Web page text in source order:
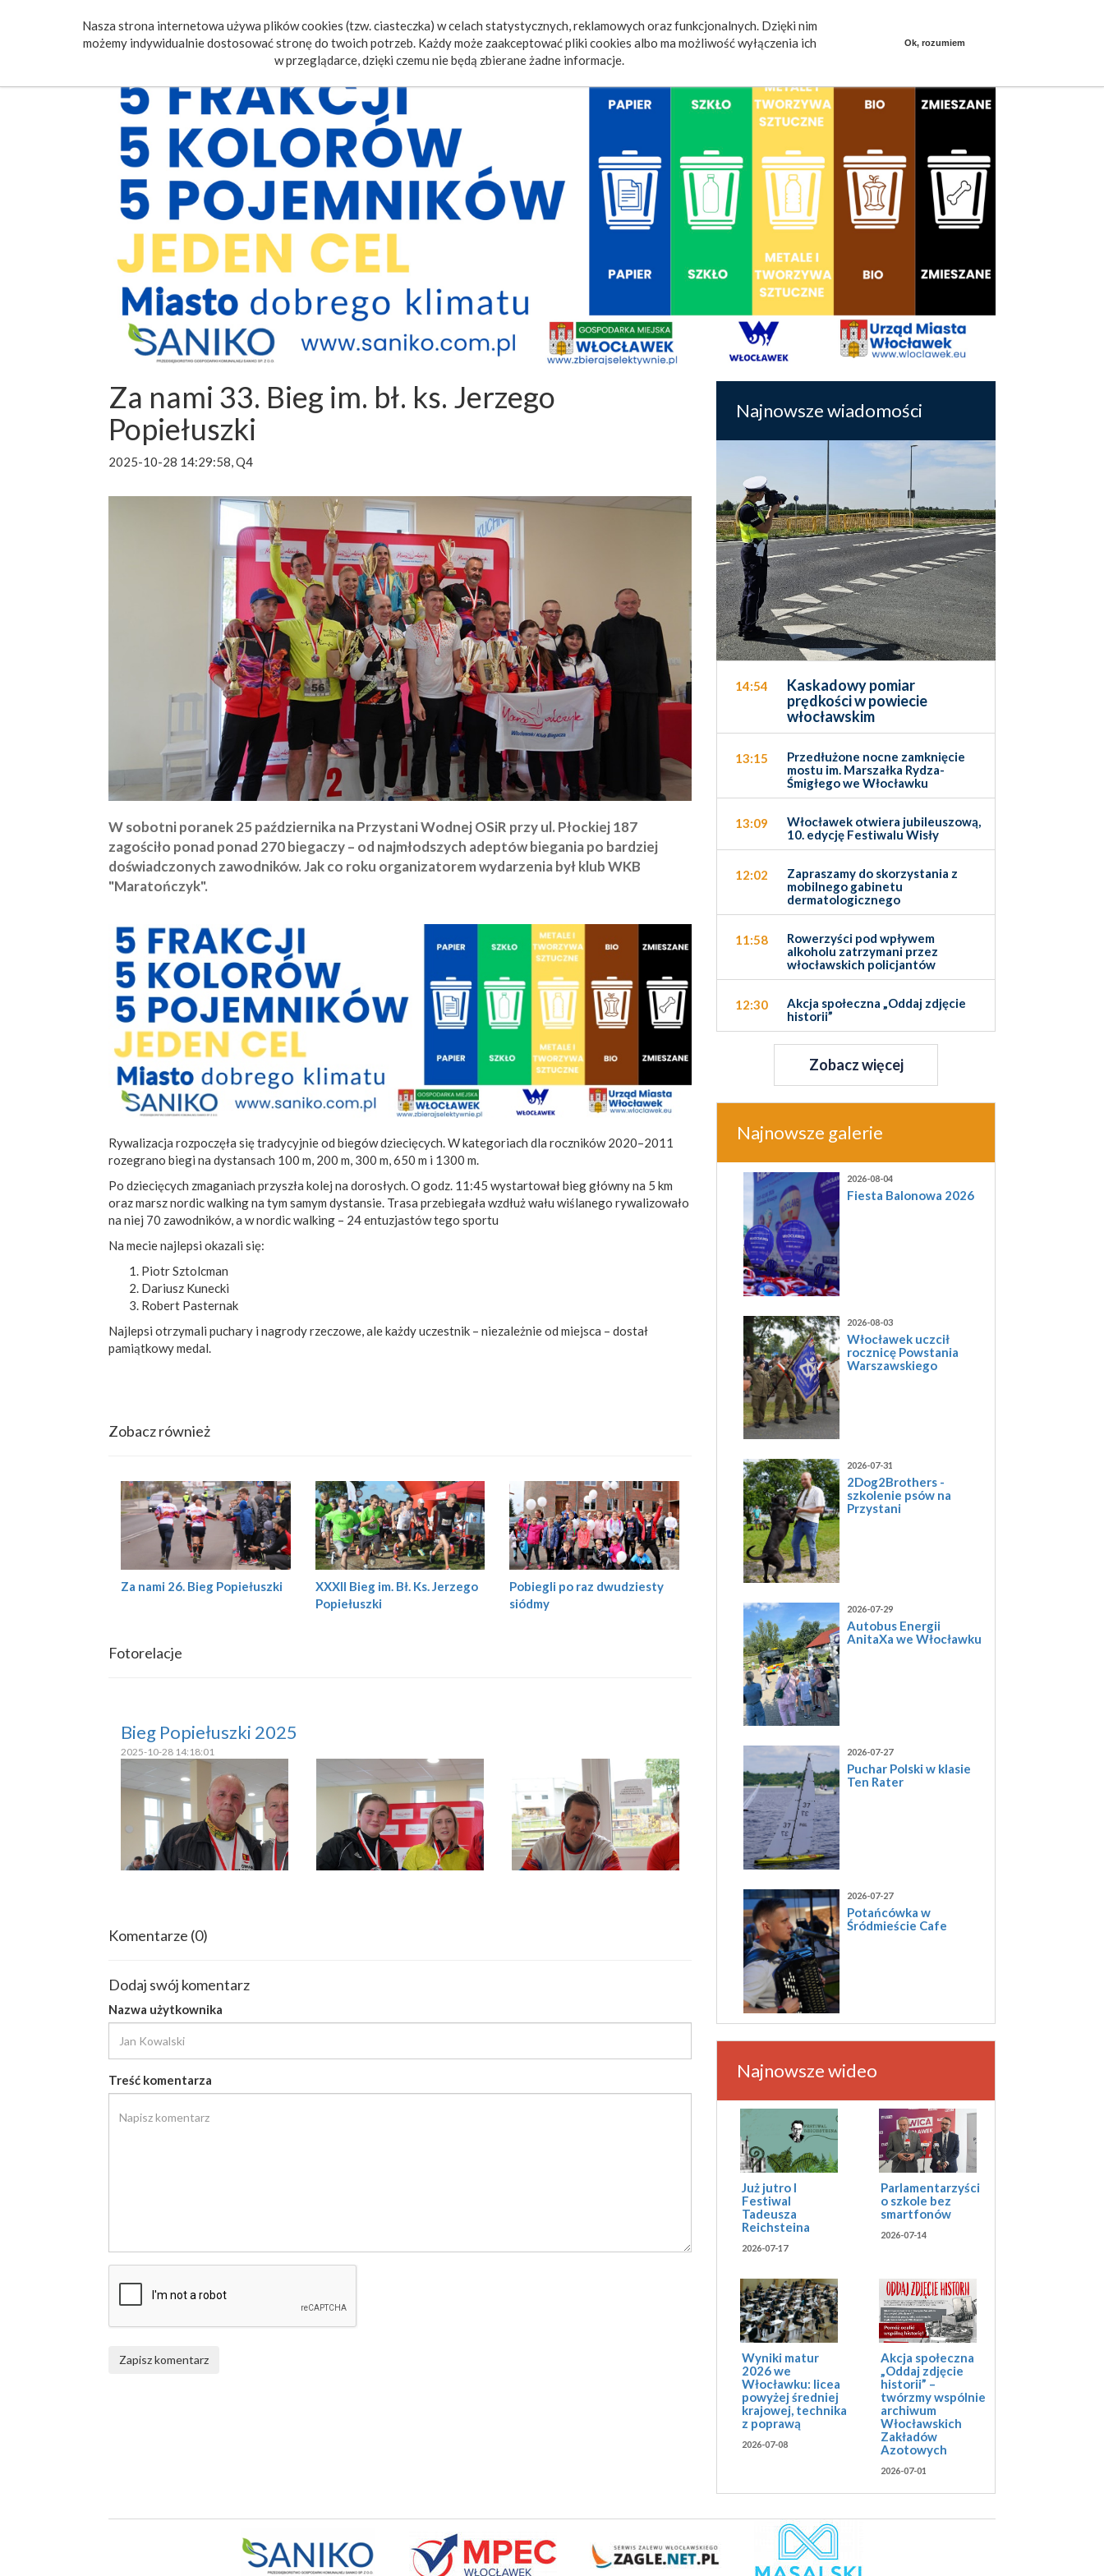
Nasza strona internetowa używa plików cookies (tzw. ciasteczka) w celach statystycznych, reklamowych oraz funkcjonalnych. Dzięki nim
możemy indywidualnie dostosować stronę do twoich potrzeb. Każdy może zaakceptować pliki cookies albo ma możliwość wyłączenia ich
w przeglądarce, dzięki czemu nie będą zbierane żadne informacje.
Ok, rozumiem
Poczta Wydarzenia Ogłoszenia Video Fotorelacje Mieszkańcy mówią
Za nami 33. Bieg im. bł. ks. Jerzego
Popiełuszki
2025-10-28 14:29:58, Q4
W sobotni poranek 25 października na Przystani Wodnej OSiR przy ul. Płockiej 187
zagościło ponad ponad 270 biegaczy – od najmłodszych adeptów biegania po bardziej
doświadczonych zawodników. Jak co roku organizatorem wydarzenia był klub WKB
"Maratończyk".
Rywalizacja rozpoczęła się tradycyjnie od biegów dziecięcych. W kategoriach dla roczników 2020–2011
rozegrano biegi na dystansach 100 m, 200 m, 300 m, 650 m i 1300 m.
Po dziecięcych zmaganiach przyszła kolej na dorosłych. O godz. 11:45 wystartował bieg główny na 5 km
oraz marsz nordic walking na tym samym dystansie. Trasa przebiegała wzdłuż wału wiślanego rywalizowało
na niej 70 zawodników, a w nordic walking – 24 entuzjastów tego sportu
Na mecie najlepsi okazali się:
Piotr Sztolcman
Dariusz Kunecki
Robert Pasternak
Najlepsi otrzymali puchary i nagrody rzeczowe, ale każdy uczestnik – niezależnie od miejsca – dostał
pamiątkowy medal.
Zobacz również
Za nami 26. Bieg Popiełuszki
XXXII Bieg im. Bł. Ks. Jerzego
Popiełuszki
Pobiegli po raz dwudziesty
siódmy
Fotorelacje
Bieg Popiełuszki 2025
2025-10-28 14:18:01
Komentarze (0)
Dodaj swój komentarz
Nazwa użytkownika
Treść komentarza
Zapisz komentarz
Najnowsze wiadomości
14:54
Kaskadowy pomiar
prędkości w powiecie
włocławskim
13:15
Przedłużone nocne zamknięcie
mostu im. Marszałka Rydza-
Śmigłego we Włocławku
13:09
Włocławek otwiera jubileuszową,
10. edycję Festiwalu Wisły
12:02
Zapraszamy do skorzystania z
mobilnego gabinetu
dermatologicznego
11:58
Rowerzyści pod wpływem
alkoholu zatrzymani przez
włocławskich policjantów
12:30
Akcja społeczna „Oddaj zdjęcie
historii”
Zobacz więcej
Najnowsze galerie
2026-08-04
Fiesta Balonowa 2026
2026-08-03
Włocławek uczcił
rocznicę Powstania
Warszawskiego
2026-07-31
2Dog2Brothers -
szkolenie psów na
Przystani
2026-07-29
Autobus Energii
AnitaXa we Włocławku
2026-07-27
Puchar Polski w klasie
Ten Rater
2026-07-27
Potańcówka w
Śródmieście Cafe
Najnowsze wideo
Już jutro I
Festiwal
Tadeusza
Reichsteina
2026-07-17
Parlamentarzyści
o szkole bez
smartfonów
2026-07-14
Wyniki matur
2026 we
Włocławku: licea
powyżej średniej
krajowej, technika
z poprawą
2026-07-08
Akcja społeczna
„Oddaj zdjęcie
historii” –
twórzmy wspólnie
archiwum
Włocławskich
Zakładów
Azotowych
2026-07-01